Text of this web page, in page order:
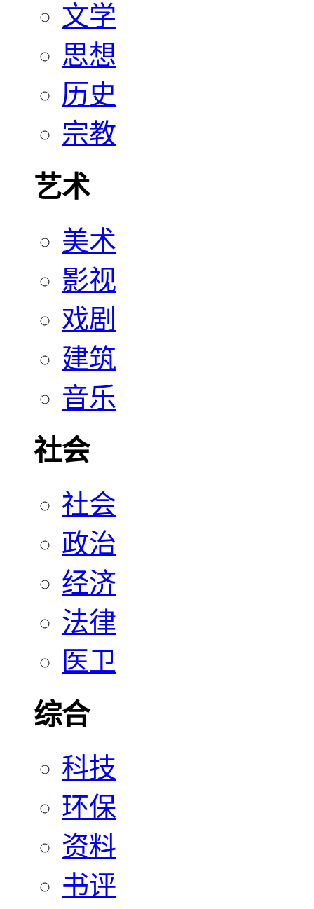
文学
思想
历史
宗教
艺术
美术
影视
戏剧
建筑
音乐
社会
社会
政治
经济
法律
医卫
综合
科技
环保
资料
书评